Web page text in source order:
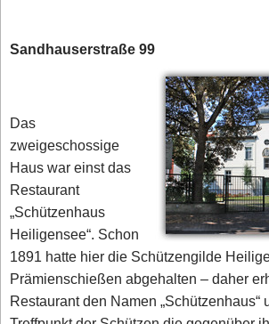
Sandhauserstraße 99
Das
zweigeschossige
Haus war einst das
Restaurant
„Schützenhaus
Heiligensee“. Schon
1891 hatte hier die Schützengilde
Prämienschießen abgehalten – daher
Restaurant den Namen „Schützenhaus“